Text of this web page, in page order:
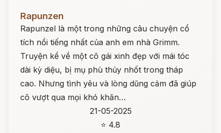
Rapunzen
Rapunzel là một trong những câu chuyện cổ
tích nổi tiếng nhất của anh em nhà Grimm.
Truyện kể về một cô gái xinh đẹp với mái tóc
dài kỳ diệu, bị mụ phù thủy nhốt trong tháp
cao. Nhưng tình yêu và lòng dũng cảm đã giúp
cô vượt qua mọi khó khăn…
21-05-2025
⭐ 4.8